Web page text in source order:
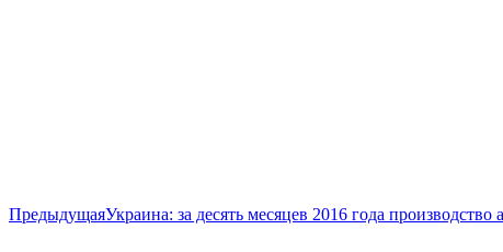
ПредыдущаяПредыдущая
Украина: за десять месяцев 2016 года